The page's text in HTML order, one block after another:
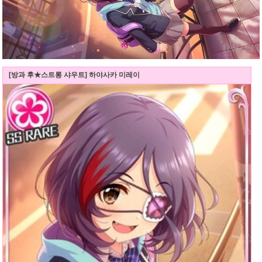
[방과 후★스트롱 샤우트] 하야사카 미레이